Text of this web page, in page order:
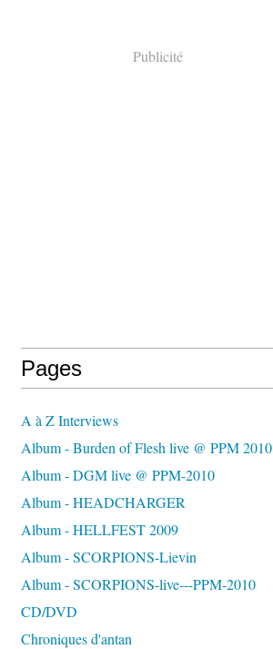
Publicité
Pages
A à Z Interviews
Album - Burden of Flesh live @ PPM 2010
Album - DGM live @ PPM-2010
Album - HEADCHARGER
Album - HELLFEST 2009
Album - SCORPIONS-Lievin
Album - SCORPIONS-live---PPM-2010
CD/DVD
Chroniques d'antan